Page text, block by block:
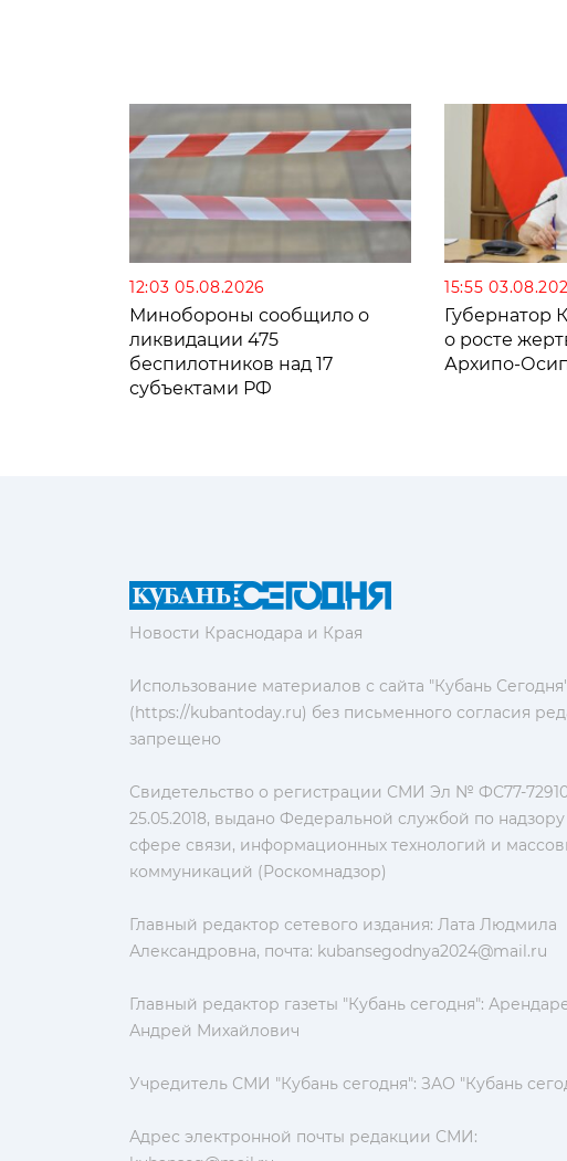
12:03 05.08.2026
Минобороны сообщило о
ликвидации 475
беспилотников над 17
субъектами РФ
15:55
Губернатор
о росте
Архипо-
Новости Краснодара и Края
Использование материалов с сайта "Кубань Сегодня"
(https://kubantoday.ru) без письменного согласия
запрещено
Свидетельство о регистрации СМИ Эл № ФС77-
25.05.2018, выдано Федеральной службой по надзору
сфере связи, информационных технологий и
коммуникаций (Роскомнадзор)
Главный редактор сетевого издания: Лата Людмила
Александровна, почта: kubansegodnya2024@mail.ru
Главный редактор газеты "Кубань сегодня":
Андрей Михайлович
Учредитель СМИ "Кубань сегодня": ЗАО "Кубань
Адрес электронной почты редакции СМИ: